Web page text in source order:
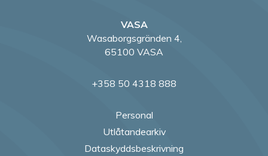
VASA
Wasaborgsgränden 4,
65100 VASA
+358 50 4318 888
Personal
Utlåtandearkiv
Dataskyddsbeskrivning